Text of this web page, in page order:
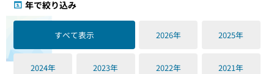
年で絞り込み
すべて表示 2026年 2025年
2024年 2023年 2022年 2021年